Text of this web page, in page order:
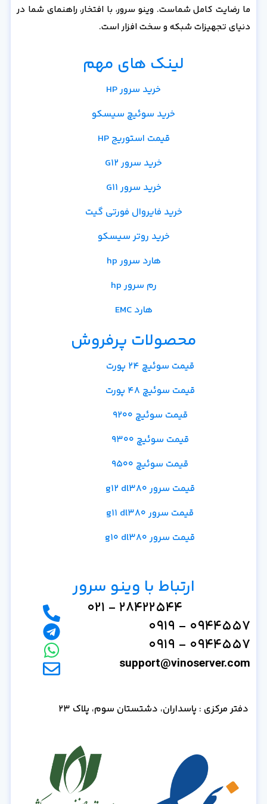
ما رضایت کامل شماست. وینو سرور، با افتخار، راهنمای شما در
دنیای تجهیزات شبکه و سخت افزار است.
لینک های مهم
خرید سرور HP
خرید سوئیچ سیسکو
قیمت استوریج HP
خرید سرور G12
خرید سرور G11
خرید فایروال فورتی گیت
خرید روتر سیسکو
هارد سرور hp
رم سرور hp
هارد EMC
محصولات پرفروش
قیمت سوئیچ 24 پورت
قیمت سوئیچ 48 پورت
قیمت سوئیچ 9200
قیمت سوئیچ 9300
قیمت سوئیچ 9500
قیمت سرور g12 dl380
قیمت سرور g11 dl380
قیمت سرور g10 dl380
ارتباط با وینو سرور
28422544 - 021
0944557 - 0919
0944557 - 0919
support@vinoserver.com
دفتر مرکزی : پاسداران، دشتستان سوم، پلاک 23